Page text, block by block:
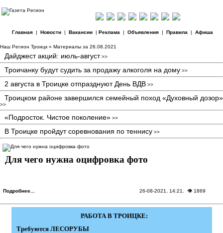
Главная| Новости| Вакансии| Реклама | Объявления| Правила | Афиша
Наш Регион Троицк » Материалы за 26.08.2021
Дайджест акций: июль-август>>
Троичанку будут судить за продажу алкоголя на дому >>
2 августа в Троицке отпразднуют День ВДВ >>
Троицком районе завершился семейный поход «Духовный дозор»
>>
«Подросток. Чистое поколение» >>
В Троицке пройдут соревнования по теннису >>
Для чего нужна оцифровка фото
Подробнее... 26-08-2021, 14:21 . 👁 1869
РАБОТА В ТРОИЦКЕ:
Требуются ЛЕСОРУБЫ